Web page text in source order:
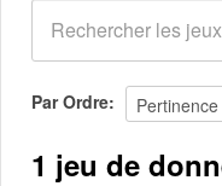
Groupes
Demandes 0
À propos
Par Ordre
1 jeu de